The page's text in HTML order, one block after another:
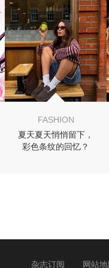
MIGHT LIKE 你可能喜欢
FASHION
夏天夏天悄悄留下，
彩色条纹的回忆？
杂志订阅 网站地